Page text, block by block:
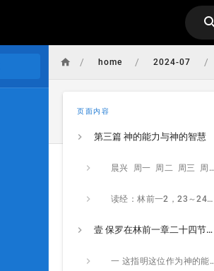
/ home / 2024-07 /
页面内容
第三篇 神的能力与神的智慧
晨兴 周一 周二 周三 周四 周五 周六 听抄
读经：林前一2，23～24，30，罗六6，19，22，弗一9，11，三11
壹 保罗在林前一章二十四节提到基督是神的能力与神的智慧之前，在二十三节宣告说，“我们…是传扬钉十字架的基督，对犹太人为绊脚石，对外邦人为愚拙”：
一 这指明这位作为神的能力与神的智慧，为要完成神经纶